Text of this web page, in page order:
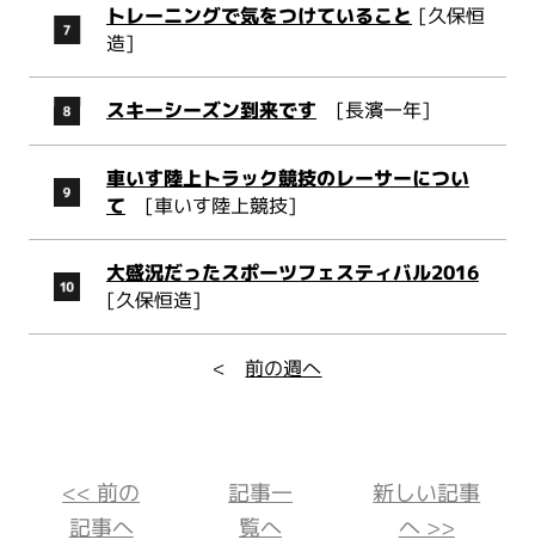
トレーニングで気をつけていること [久保恒
造]
スキーシーズン到来です [長濱一年]
車いす陸上トラック競技のレーサーについ
て [車いす陸上競技]
大盛況だったスポーツフェスティバル2016
[久保恒造]
<前の週へ
<< 前の
記事へ
記事一
覧へ
新しい記事
へ >>